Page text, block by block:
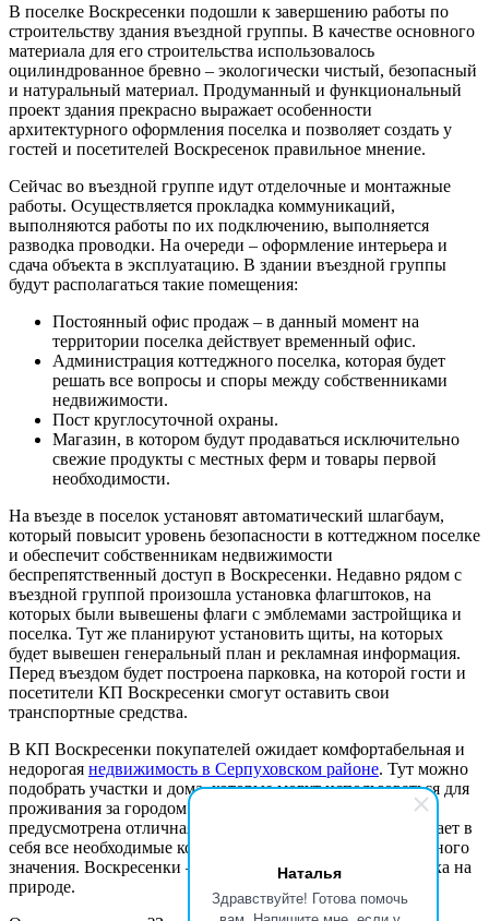
Наталья
Здравствуйте! Готова помочь
В поселке Воскресенки подошли к завершению работы по
строительству здания въездной группы. В качестве основного
материала для его строительства использовалось
оцилиндрованное бревно – экологически чистый, безопасный
и натуральный материал. Продуманный и функциональный
проект здания прекрасно выражает особенности
архитектурного оформления поселка и позволяет создать у
гостей и посетителей Воскресенок правильное мнение.
Сейчас во въездной группе идут отделочные и монтажные
работы. Осуществляется прокладка коммуникаций,
выполняются работы по их подключению, выполняется
разводка проводки. На очереди – оформление интерьера и
сдача объекта в эксплуатацию. В здании въездной группы
будут располагаться такие помещения:
Постоянный офис продаж – в данный момент на
территории поселка действует временный офис.
Администрация коттеджного поселка, которая будет
решать все вопросы и споры между собственниками
недвижимости.
Пост круглосуточной охраны.
Магазин, в котором будут продаваться исключительно
свежие продукты с местных ферм и товары первой
необходимости.
На въезде в поселок установят автоматический шлагбаум,
который повысит уровень безопасности в коттеджном поселке
и обеспечит собственникам недвижимости
беспрепятственный доступ в Воскресенки. Недавно рядом с
въездной группой произошла установка флагштоков, на
которых были вывешены флаги с эмблемами застройщика и
поселка. Тут же планируют установить щиты, на которых
будет вывешен генеральный план и рекламная информация.
Перед въездом будет построена парковка, на которой гости и
посетители КП Воскресенки смогут оставить свои
транспортные средства.
В КП Воскресенки покупателей ожидает комфортабельная и
недорогая недвижимость в Серпуховском районе. Тут можно
подобрать участки и дома, которые могут использоваться для
проживания за городом и сезонного отдыха. В поселке
предусмотрена отличная инфраструктура, которая включает в
себя все необходимые коммуникации и объекты социального
значения. Воскресенки – замечательный выбор для отдыха на
природе.